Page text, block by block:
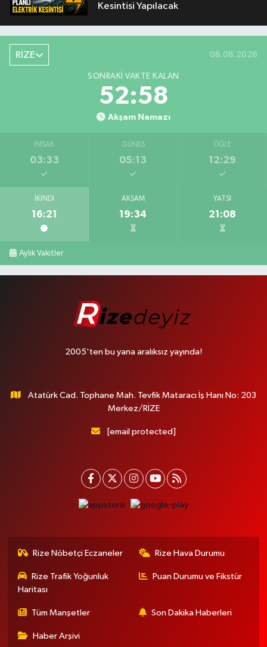
Kesintisi Yapılacak
RİZE 08.08.2026
SONRAKI VAKTE KALAN
52:58
Akşam Namazı
İMSAK
03:33
GÜNEŞ
05:13
ÖĞLE
12:29
İKINDI
16:21
AKŞAM
19:34
YATSI
21:08
Aylık Vakitler
2005'ten bu yana aralıksız yayında!
Atatürk Cad. Tophane Mah. Tevfik Mataracı İş Hanı No: 203
Merkez/RİZE
[email protected]
Rize Nöbetçi Eczaneler Rize Hava Durumu
Rize Trafik Yoğunluk
Haritası
Puan Durumu ve Fikstür
Tüm Manşetler Son Dakika Haberleri
Haber Arşivi